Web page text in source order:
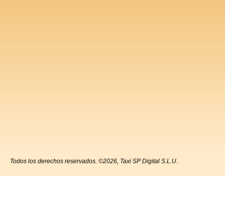
Todos los derechos reservados. ©2026, Taxi SP Digital S.L.U.